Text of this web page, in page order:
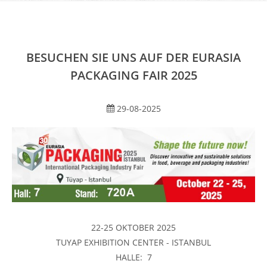
BESUCHEN SIE UNS AUF DER EURASIA
PACKAGING FAIR 2025
29-08-2025
22-25 OKTOBER 2025
TUYAP EXHIBITION CENTER - ISTANBUL
HALLE: 7